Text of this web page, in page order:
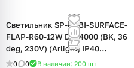
Светильник SP-GABI-SURFACE-
FLAP-R60-12W Day4000 (BK, 36
deg, 230V) (Arlight, IP40
Металл, 5 лет)
0 0 В наличии: 200 шт